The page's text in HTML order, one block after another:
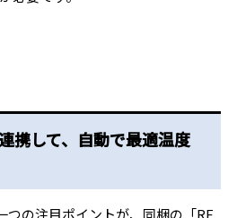
携して、自動で最適温度
つの注目ポイントが、同梱の「RE